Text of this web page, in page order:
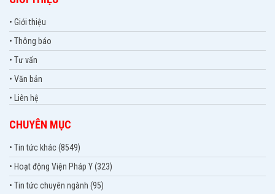
• Giới thiệu
• Thông báo
• Tư vấn
• Văn bản
• Liên hệ
CHUYÊN MỤC
• Tin tức khác (8549)
• Hoạt động Viện Pháp Y (323)
• Tin tức chuyên ngành (95)